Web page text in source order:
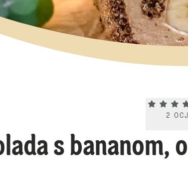
2
s bananom,